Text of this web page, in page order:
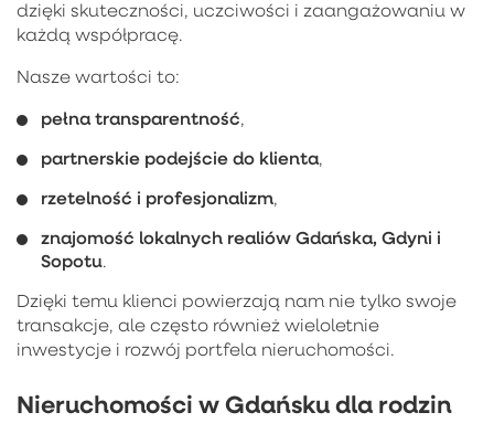
dzięki skuteczności, uczciwości i zaangażowaniu w
każdą współpracę.
Nasze wartości to:
pełna transparentność,
partnerskie podejście do klienta,
rzetelność i profesjonalizm,
znajomość lokalnych realiów Gdańska, Gdyni i
Sopotu.
Dzięki temu klienci powierzają nam nie tylko swoje
transakcje, ale często również wieloletnie
inwestycje i rozwój portfela nieruchomości.
Nieruchomości w Gdańsku dla rodzin